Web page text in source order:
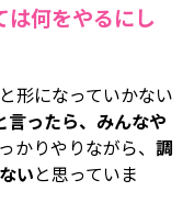
は何をやるにし
形になっていかない
言ったら、みんなや
かりやりながら、 調
いと思っていま